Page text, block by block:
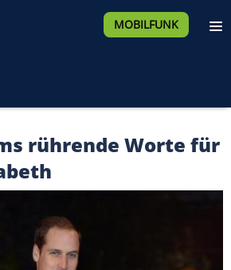
MOBILFUNK
rührende Worte für